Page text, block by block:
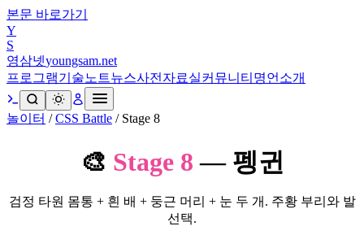
본문 바로가기
Y
S
영삼넷youngsam.net
프로그램기술노트뉴스사전 자료실커뮤니티 명언 소개
놀이터 /CSS Battle / Stage 8
🎨 Stage 8 — 펭귄
검정 타원 몸통 + 흰 배 + 둥근 머리 + 눈 두 개. 주황 부리와 발
선택.